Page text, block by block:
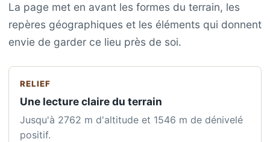
La page met en avant les formes du terrain, les
repères géographiques et les éléments qui donnent
envie de garder ce lieu près de soi.
RELIEF
Une lecture claire du terrain
Jusqu'à 2762 m d'altitude et 1546 m de dénivelé
positif.